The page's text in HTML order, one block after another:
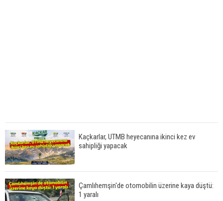
Kaçkarlar, UTMB heyecanına ikinci kez ev
sahipliği yapacak
Çamlıhemşin'de otomobilin üzerine kaya düştü:
1 yaralı